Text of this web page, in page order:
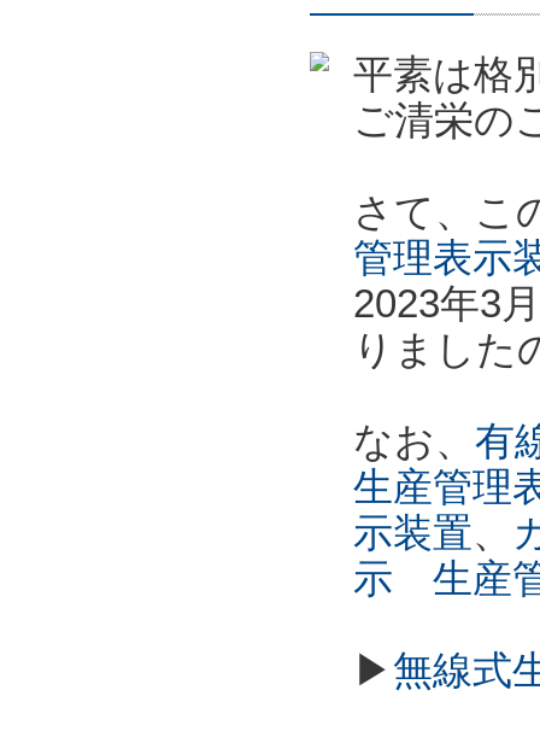
平素は格
ご清栄の
さて、こ
管理表示
2023年3
りました
なお、 有
生産管理
示装置、
示 生産
▶無線式